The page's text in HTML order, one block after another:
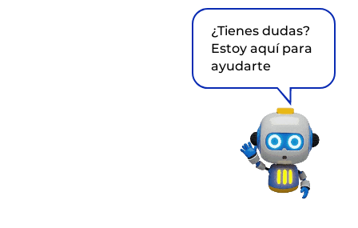
¿Tienes dudas?
Estoy aquí para
ayudarte